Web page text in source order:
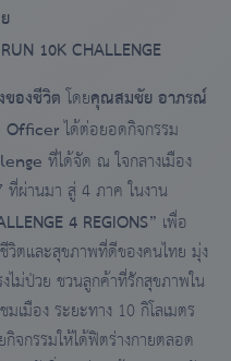
10K CHALLENGE
องชีวิตโดยคุณสมชัย อาภรณ์
Officerได้ต่อยอดกิจกรรม
ที่ได้จัด ณ ใจกลางเมือง
ที่ผ่านมา สู่ 4 ภาค ในงาน
4 REGIONS” เพื่อ
ชีวิตและสุขภาพที่ดีของคนไทย มุ่ง
ม่ป่วย ชวนลูกค้าที่รักสุขภาพใน
เมือง ระยะทาง 10 กิโลเมตร
กรรมให้ได้ฟิตร่างกายตลอด